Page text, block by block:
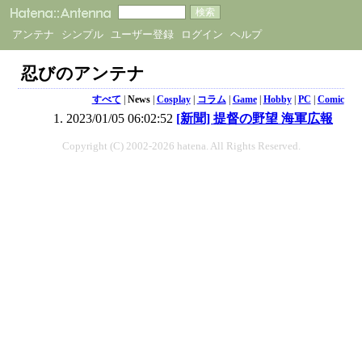
アンテナ シンプル ユーザー登録 ログイン ヘルプ
忍びのアンテナ
すべて | News| Cosplay| コラム| Game| Hobby| PC | Comic
2023/01/05 06:02:52 [新聞] 提督の野望 海軍広報
Copyright (C) 2002-2026 hatena. All Rights Reserved.